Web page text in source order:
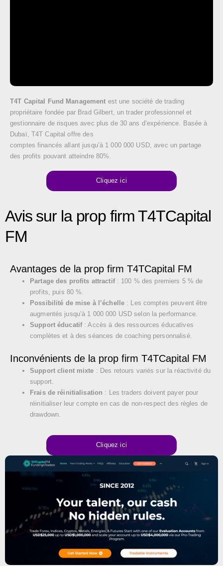
T4T Capital Fund Management est une société de trading
propriétaire fondée par Brad Gilbert, un trader professionnel et
gestionnaire de risques avec plus de 30 ans d’expérience. Basée à
Dubaï, T4T Capital offre des
comptes financés allant jusqu’à 1 000 000 USD, avec un partage
des profits pouvant atteindre 80%.
Cliquez ici
Avis sur la prop firm T4TCapital
FM
Avantages de la prop firm T4TCapital FM
Partage des profits attractif: 100 % des premiers 5 % de
profits, puis 80 %.
Possibilité de mise à l’échelle : Les comptes peuvent être
augmentés jusqu’à 1 000 000 USD selon la performance.
Support éducatif: Accès à des ressources éducatives
complètes et à des séances de coaching personnalisé.
Inconvénients de la prop firm T4TCapital FM
Support client mixte : Des retours variés sur la réactivité du
support.
Frais de réinitialisation : Les traders doivent payer pour
réinitialiser leur compte en cas de non-respect des règles de
drawdown.
Cliquez ici